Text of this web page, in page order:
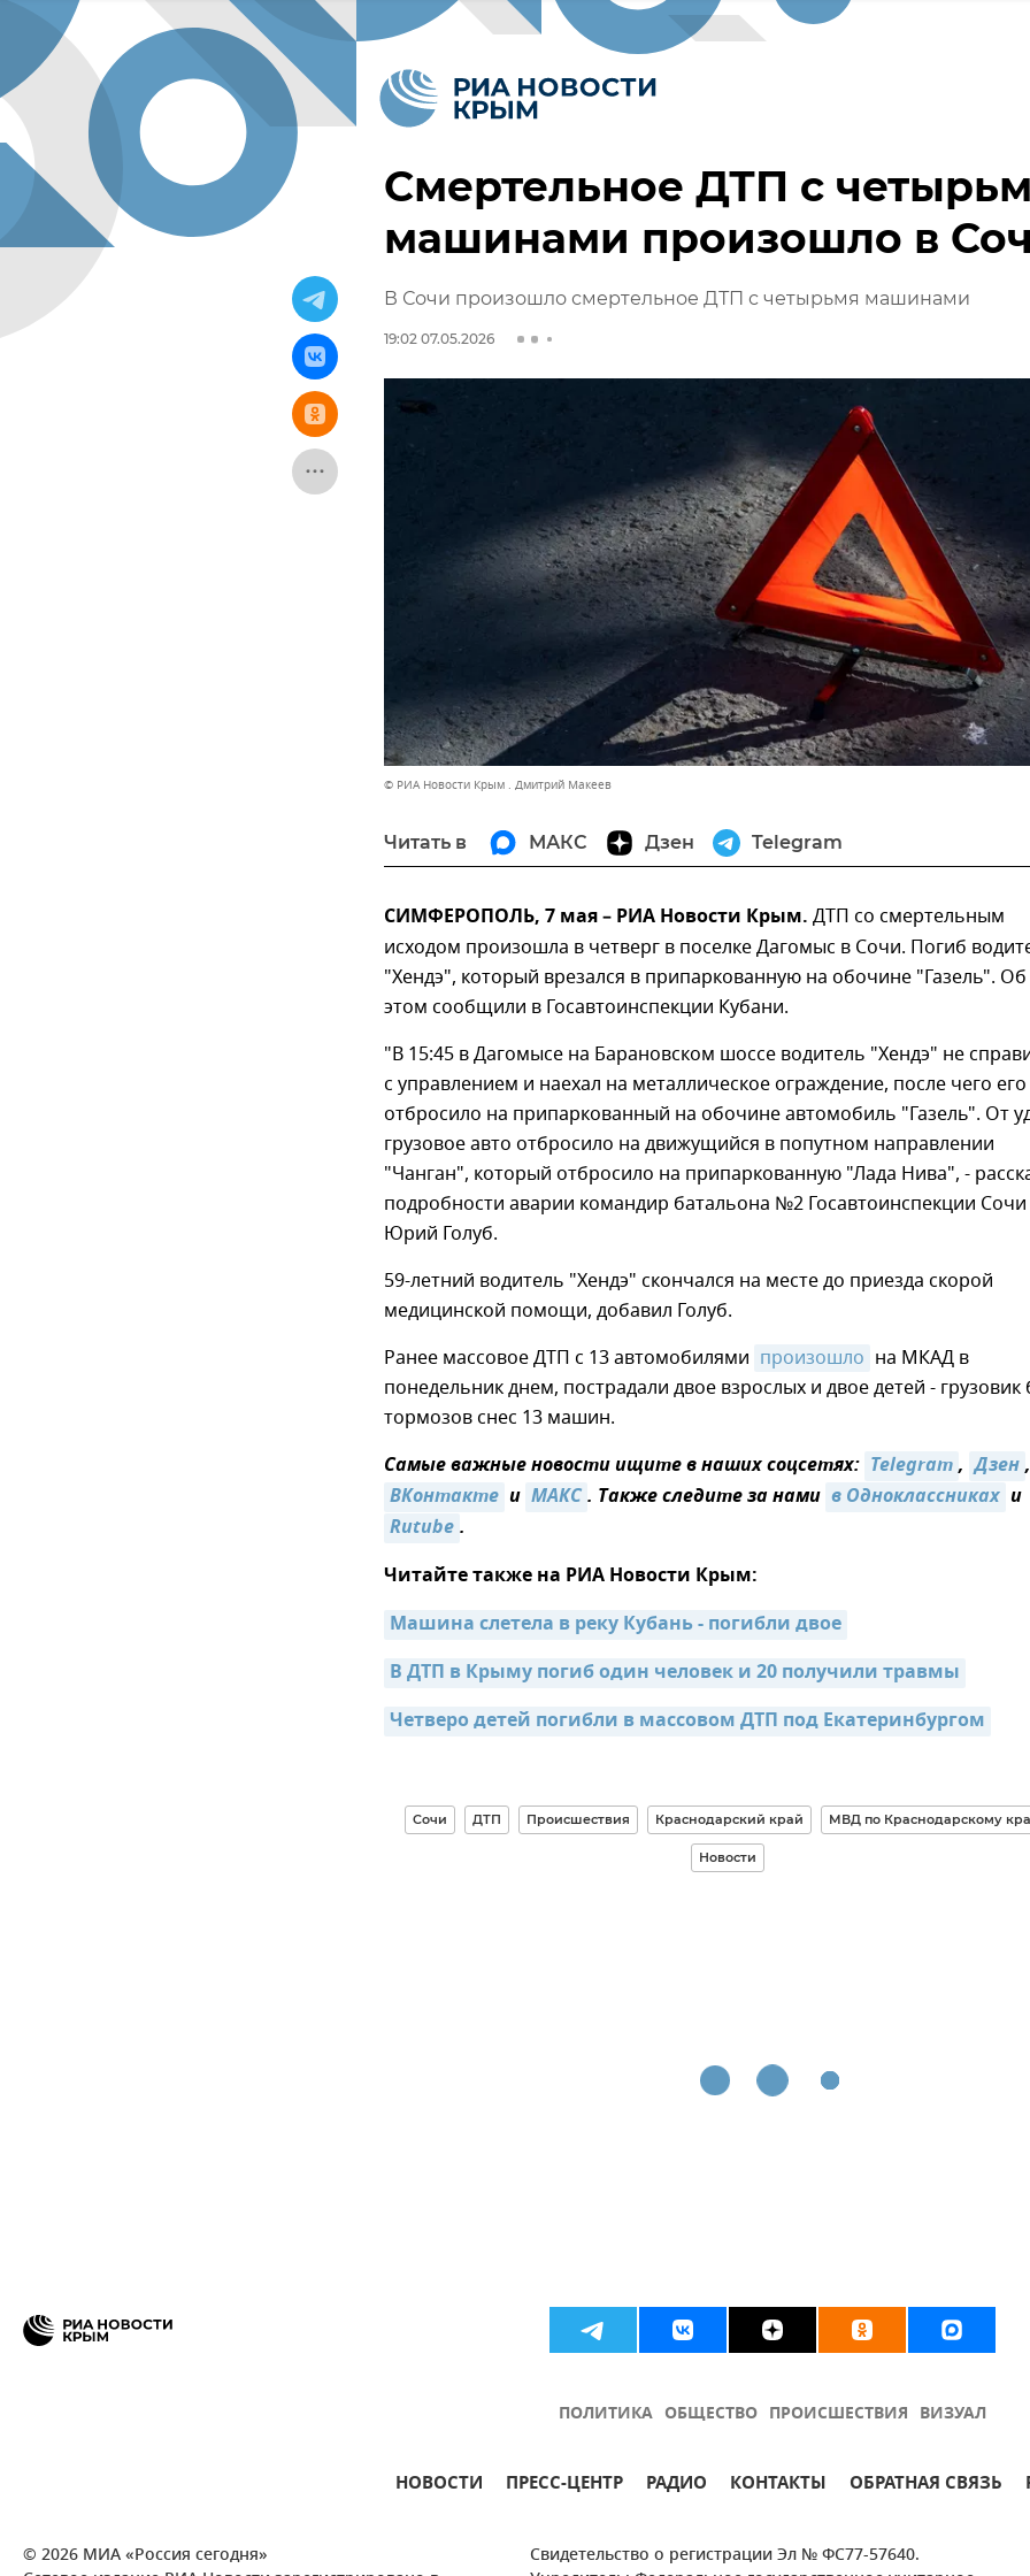
Смертельное ДТП с
машинами произошло в
В Сочи произошло смертельное ДТП с четырьмя машинами
19:02 07.05.2026
© РИА Новости Крым . Дмитрий Макеев
Читать в МАКС Дзен Telegram
СИМФЕРОПОЛЬ, 7 мая – РИА Новости Крым. ДТП со смертельным
исходом произошла в четверг в поселке Дагомыс в Сочи. Погиб
"Хендэ", который врезался в припаркованную на обочине "Газель". Об
этом сообщили в Госавтоинспекции Кубани.
"В 15:45 в Дагомысе на Барановском шоссе водитель "Хендэ" не
с управлением и наехал на металлическое ограждение, после чего его
отбросило на припаркованный на обочине автомобиль "Газель". От
грузовое авто отбросило на движущийся в попутном направлении
"Чанган", который отбросило на припаркованную "Лада Нива", -
подробности аварии командир батальона №2 Госавтоинспекции Сочи
Юрий Голуб.
59-летний водитель "Хендэ" скончался на месте до приезда скорой
медицинской помощи, добавил Голуб.
Ранее массовое ДТП с 13 автомобилями произошло на МКАД в
понедельник днем, пострадали двое взрослых и двое детей - грузовик
тормозов снес 13 машин.
Самые важные новости ищите в наших соцсетях: Telegram, Дзен,
ВКонтакте и МАКС. Также следите за нами в Одноклассниках и
Rutube.
Читайте также на РИА Новости Крым:
Машина слетела в реку Кубань - погибли двое
В ДТП в Крыму погиб один человек и 20 получили травмы
Четверо детей погибли в массовом ДТП под Екатеринбургом
Сочи ДТП Происшествия Краснодарский край МВД по Краснодарскому
Новости
ПОЛИТИКА ОБЩЕСТВО ПРОИСШЕСТВИЯ ВИЗУАЛ
НОВОСТИ ПРЕСС-ЦЕНТР РАДИО КОНТАКТЫ ОБРАТНАЯ СВЯЗЬ
© 2026 МИА «Россия сегодня»
Свидетельство о регистрации Эл № ФС77-57640.